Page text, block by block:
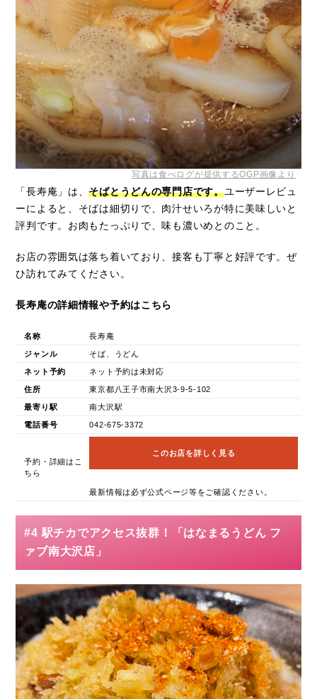
写真は食べログが提供するOGP画像より
「長寿庵」は、そばとうどんの専門店です。ユーザーレビュ
ーによると、そばは細切りで、肉汁せいろが特に美味しいと
評判です。お肉もたっぷりで、味も濃いめとのこと。
お店の雰囲気は落ち着いており、接客も丁寧と好評です。ぜ
ひ訪れてみてください。
長寿庵の詳細情報や予約はこちら
名称 長寿庵
ジャンル そば、うどん
ネット予約 ネット予約は未対応
住所 東京都八王子市南大沢3-9-5-102
最寄り駅 南大沢駅
電話番号 042-675-3372
予約・詳細はこ
ちら
このお店を詳しく見る
最新情報は必ず公式ページ等をご確認ください。
#4 駅チカでアクセス抜群！「はなまるうどん フ
ァブ南大沢店」